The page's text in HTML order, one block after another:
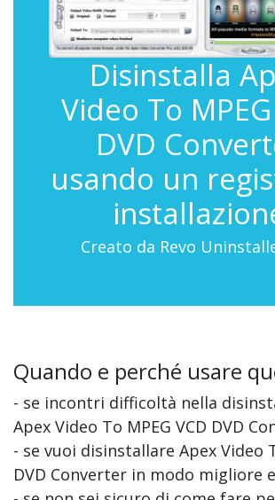
Disinstalla
Video To
DVD
usando un
Creato da Revo
Quando e perché usare
- se incontri difficoltà nella
Apex Video To MPEG VCD DVD
- se vuoi disinstallare Apex Video
DVD Converter in modo migliore